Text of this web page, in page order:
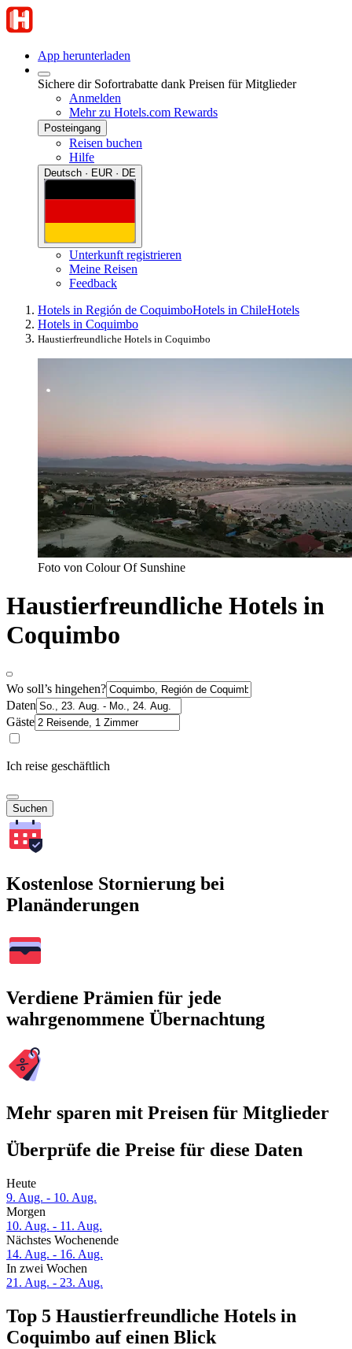
App herunterladen
Sichere dir Sofortrabatte dank Preisen für Mitglieder
Anmelden
Mehr zu Hotels.com Rewards
Posteingang
Reisen buchen
Hilfe
Deutsch · EUR · DE
Unterkunft registrieren
Meine Reisen
Feedback
Hotels in Región de CoquimboHotels in ChileHotels
Hotels in Coquimbo
Haustierfreundliche Hotels in Coquimbo
Foto von Colour Of Sunshine
Haustierfreundliche Hotels in
Coquimbo
Wo soll’s hingehen?
Daten
Gäste
Ich reise geschäftlich
Suchen
Kostenlose Stornierung bei
Planänderungen
Verdiene Prämien für jede
wahrgenommene Übernachtung
Mehr sparen mit Preisen für Mitglieder
Überprüfe die Preise für diese Daten
Heute
9. Aug. - 10. Aug.
Morgen
10. Aug. - 11. Aug.
Nächstes Wochenende
14. Aug. - 16. Aug.
In zwei Wochen
21. Aug. - 23. Aug.
Top 5 Haustierfreundliche Hotels in
Coquimbo auf einen Blick